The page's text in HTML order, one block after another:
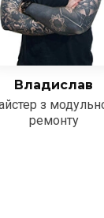
Владислав
з
ремонту